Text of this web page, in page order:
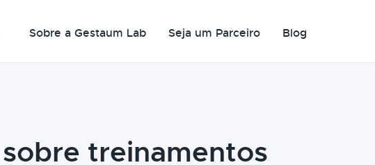
Sobre a Gestaum Lab Seja um Parceiro Blog
treinamentos